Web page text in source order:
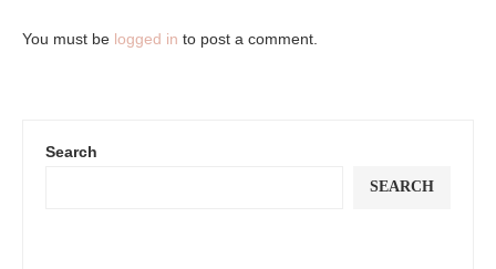
You must be logged in to post a comment.
Search
SEARCH